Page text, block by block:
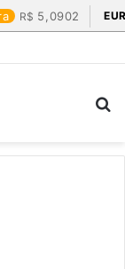
5,0902
pena